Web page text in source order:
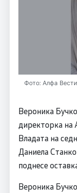
Фото: Алфа Вести
Вероника
директорка на
Владата на
Даниела
поднесе
Вероника